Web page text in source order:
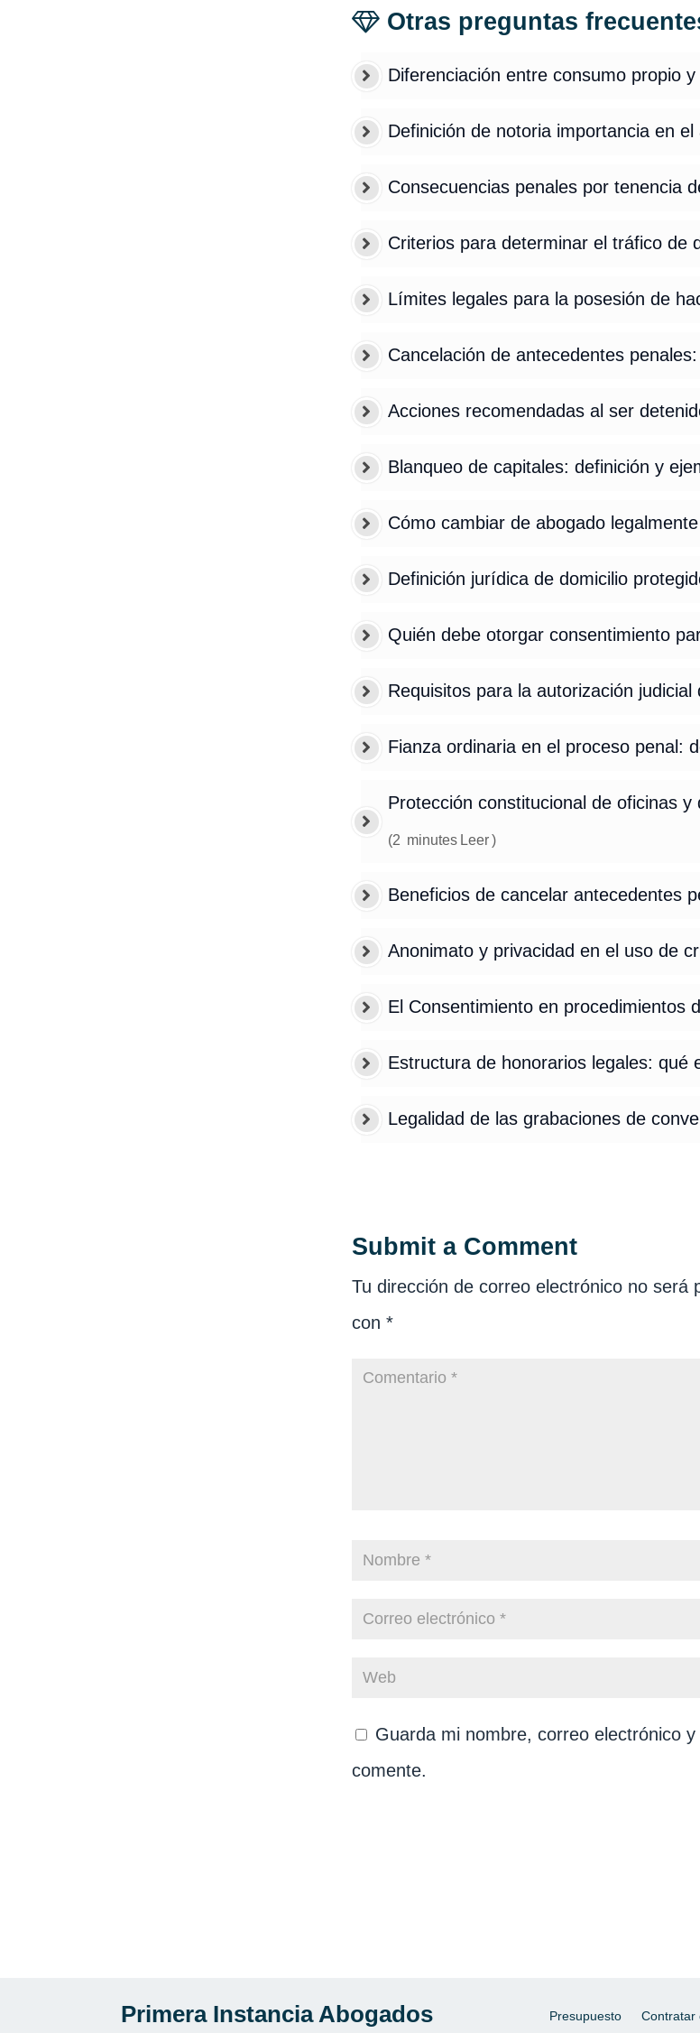
Otras preguntas
Diferenciación entre consumo propio
Definición de notoria importancia en el
Consecuencias penales por tenencia
Criterios para determinar el tráfico de
Límites legales para la posesión de
Cancelación de antecedentes
Acciones recomendadas al ser
Blanqueo de capitales: definición y
Cómo cambiar de abogado legalmente
Definición jurídica de domicilio
Quién debe otorgar consentimiento
Requisitos para la autorización
Fianza ordinaria en el proceso penal:
Protección constitucional de oficinas
(2 minutes Leer )
Beneficios de cancelar antecedentes
Anonimato y privacidad en el uso de
El Consentimiento en procedimientos
Estructura de honorarios legales: qué
Legalidad de las grabaciones de
Submit a Comment
Tu dirección de correo electrónico no será
con *
Guarda mi nombre, correo electrónico
comente.
Primera Instancia Abogados Presupuesto Contratar